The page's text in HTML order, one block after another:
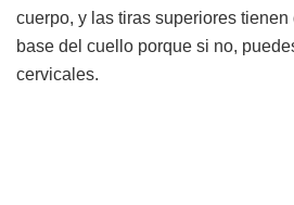
cuerpo, y las tiras superiores
base del cuello porque si no,
cervicales.